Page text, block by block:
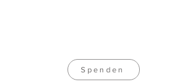
Spenden